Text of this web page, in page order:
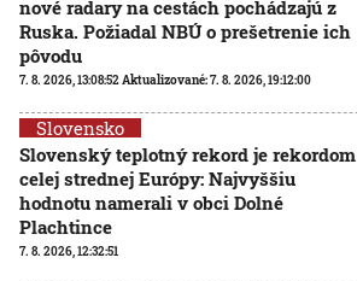
nové radary na cestách pochádzajú z
Ruska. Požiadal NBÚ o prešetrenie ich
pôvodu
7. 8. 2026, 13:08:52Aktualizované:7. 8. 2026, 19:12:00
Slovensko
Slovenský teplotný rekord je rekordom
celej strednej Európy: Najvyššiu
hodnotu namerali v obci Dolné
Plachtince
7. 8. 2026, 12:32:51